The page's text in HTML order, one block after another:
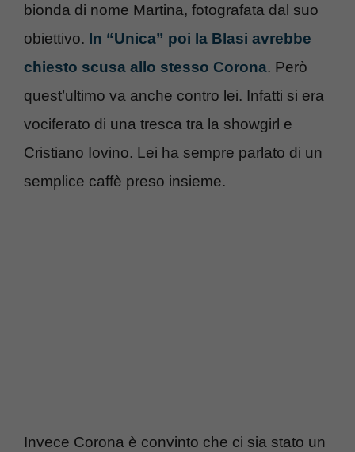
bionda di nome Martina, fotografata dal suo
obiettivo. In “Unica” poi la Blasi avrebbe
chiesto scusa allo stesso Corona. Però
quest’ultimo va anche contro lei. Infatti si era
vociferato di una tresca tra la showgirl e
Cristiano Iovino. Lei ha sempre parlato di un
semplice caffè preso insieme.
Invece Corona è convinto che ci sia stato un